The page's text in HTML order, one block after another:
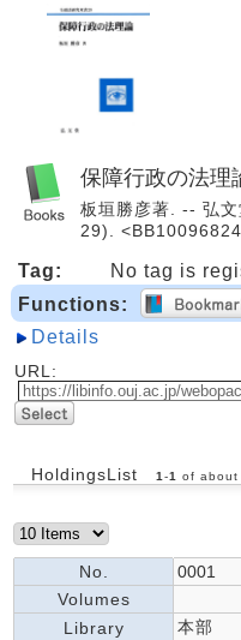
保障行政の法理
板垣勝彦著. -- 弘
29).
Tag:
No tag is
Functions:
Details
URL:
HoldingsList 1 -1 of about
No.
0001
Volumes
Library
本部